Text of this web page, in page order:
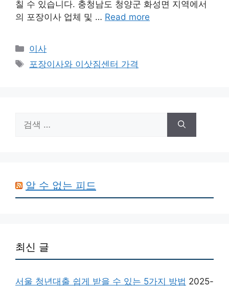
칠 수 있습니다. 충청남도 청양군 화성면 지역에서
의 포장이사 업체 및 … Read more
카
테
이사
태
포장이사와 이삿짐센터 가격
색:
알 수 없는 피드
최신 글
서울 청년대출 쉽게 받을 수 있는 5가지 방법 2025-